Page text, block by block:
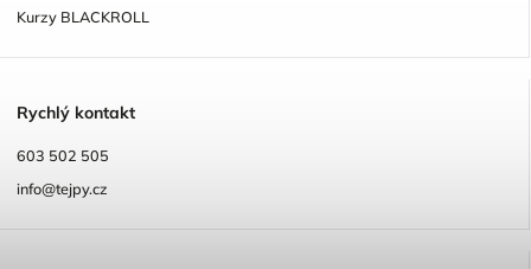
Kurzy BLACKROLL
Rychlý kontakt
603 502 505
info@tejpy.cz